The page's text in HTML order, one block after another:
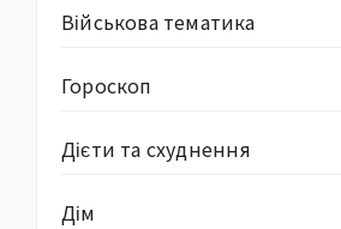
Військова тематика
Гороскоп
Дієти та схуднення
Дім